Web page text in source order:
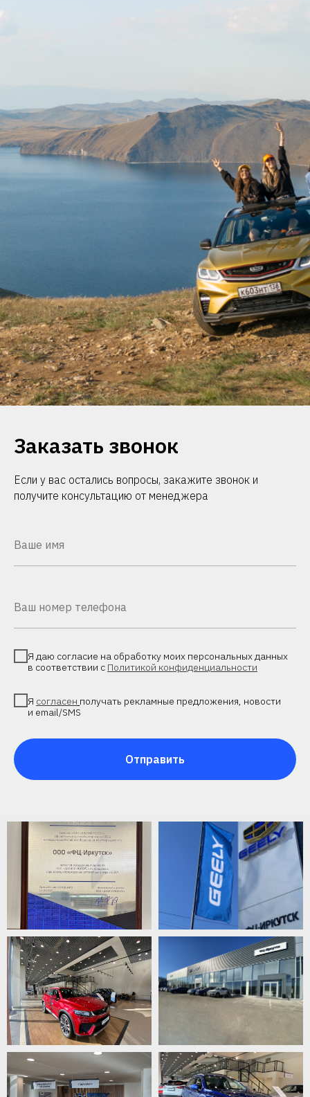
Заказать звонок
Если у вас остались вопросы, закажите звонок и
получите консультацию от менеджера
Я даю согласие на обработку моих персональных данных
в соответствии с Политикой конфиденциальности
Я согласен получать рекламные предложения, новости
и email/SMS
Отправить